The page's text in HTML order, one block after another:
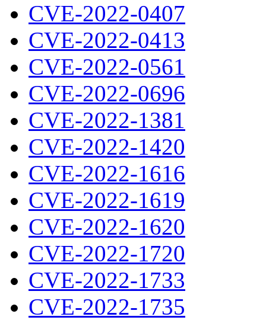
CVE-2022-0407
CVE-2022-0413
CVE-2022-0561
CVE-2022-0696
CVE-2022-1381
CVE-2022-1420
CVE-2022-1616
CVE-2022-1619
CVE-2022-1620
CVE-2022-1720
CVE-2022-1733
CVE-2022-1735